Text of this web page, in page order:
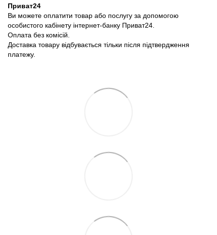
Приват24
Ви можете оплатити товар або послугу за допомогою
особистого кабінету інтернет-банку Приват24.
Оплата без комісій.
Доставка товару відбувається тільки після підтвердження
платежу.